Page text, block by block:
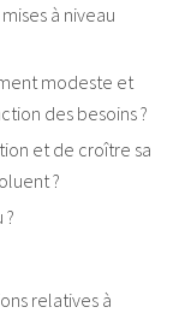
à niveau
modeste et
des besoins ?
et de croître sa
?
relatives à